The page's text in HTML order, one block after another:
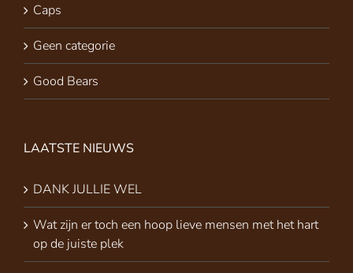
Caps
Geen categorie
Good Bears
LAATSTE NIEUWS
DANK JULLIE WEL
Wat zijn er toch een hoop lieve mensen met het hart
op de juiste plek